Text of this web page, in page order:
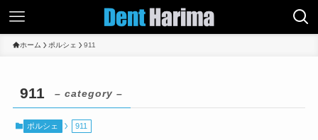
ホーム ポルシェ 911
911 – category –
ポルシェ 911